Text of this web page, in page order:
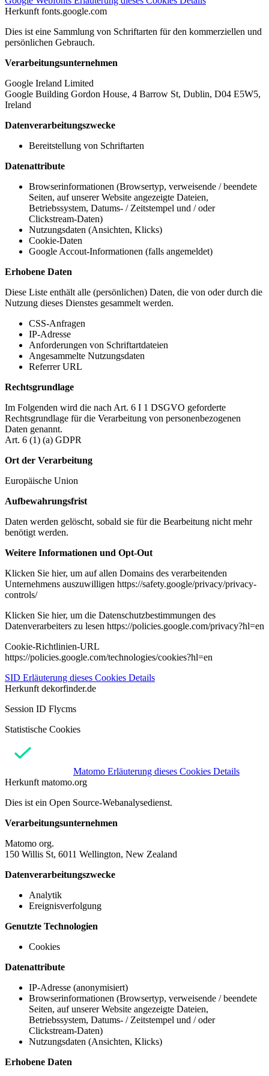
Herkunft fonts.google.com
Dies ist eine Sammlung von Schriftarten für den kommerziellen und
persönlichen Gebrauch.
Verarbeitungsunternehmen
Google Ireland Limited
Google Building Gordon House, 4 Barrow St, Dublin, D04 E5W5,
Ireland
Datenverarbeitungszwecke
Bereitstellung von Schriftarten
Datenattribute
Browserinformationen (Browsertyp, verweisende / beendete
Seiten, auf unserer Website angezeigte Dateien,
Betriebssystem, Datums- / Zeitstempel und / oder
Clickstream-Daten)
Nutzungsdaten (Ansichten, Klicks)
Cookie-Daten
Google Accout-Informationen (falls angemeldet)
Erhobene Daten
Diese Liste enthält alle (persönlichen) Daten, die von oder durch die
Nutzung dieses Dienstes gesammelt werden.
CSS-Anfragen
IP-Adresse
Anforderungen von Schriftartdateien
Angesammelte Nutzungsdaten
Referrer URL
Rechtsgrundlage
Im Folgenden wird die nach Art. 6 I 1 DSGVO geforderte
Rechtsgrundlage für die Verarbeitung von personenbezogenen
Daten genannt.
Art. 6 (1) (a) GDPR
Ort der Verarbeitung
Europäische Union
Aufbewahrungsfrist
Daten werden gelöscht, sobald sie für die Bearbeitung nicht mehr
benötigt werden.
Weitere Informationen und Opt-Out
Klicken Sie hier, um auf allen Domains des verarbeitenden
Unternehmens auszuwilligen https://safety.google/privacy/privacy-
controls/
Klicken Sie hier, um die Datenschutzbestimmungen des
Datenverarbeiters zu lesen https://policies.google.com/privacy?hl=en
Cookie-Richtlinien-URL
https://policies.google.com/technologies/cookies?hl=en
SID Erläuterung dieses Cookies Details
Herkunft dekorfinder.de
Session ID Flycms
Statistische Cookies
Matomo Erläuterung dieses Cookies Details
Herkunft matomo.org
Dies ist ein Open Source-Webanalysedienst.
Verarbeitungsunternehmen
Matomo org.
150 Willis St, 6011 Wellington, New Zealand
Datenverarbeitungszwecke
Analytik
Ereignisverfolgung
Genutzte Technologien
Cookies
Datenattribute
IP-Adresse (anonymisiert)
Browserinformationen (Browsertyp, verweisende / beendete
Seiten, auf unserer Website angezeigte Dateien,
Betriebssystem, Datums- / Zeitstempel und / oder
Clickstream-Daten)
Nutzungsdaten (Ansichten, Klicks)
Erhobene Daten